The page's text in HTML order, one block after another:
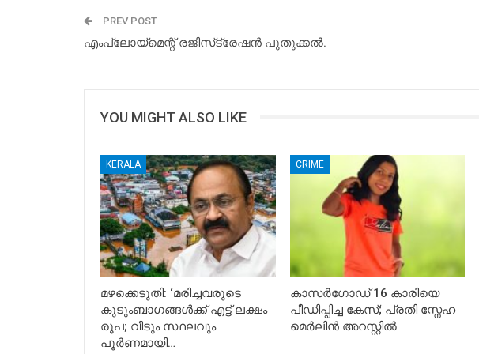
PREV POST
എംപ്ലോയ്‌മെന്റ് രജിസ്‌ട്രേഷന്‍ പുതുക്കല്‍.
YOU MIGHT ALSO LIKE
KERALA
മഴക്കെടുതി: ‘മരിച്ചവരുടെ
കുടുംബാഗങ്ങൾക്ക് എട്ട് ലക്ഷം
രൂപ; വീടും സ്ഥലവും
പൂർണമായി…
CRIME
കാസർഗോഡ് 16 കാരിയെ
പീഡിപ്പിച്ച കേസ്; പ്രതി സ്നേഹ
മെർലിൻ അറസ്റ്റിൽ